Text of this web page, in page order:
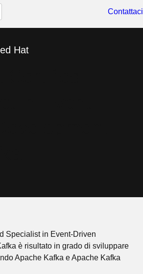
Contattaci
Hat
Specialist in Event-Driven
è risultato in grado di sviluppare
Apache Kafka e Apache Kafka